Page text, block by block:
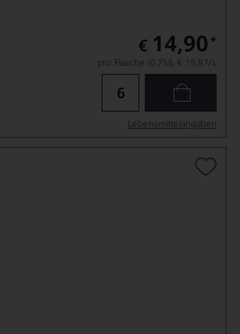
€ 14,90 *
pro Flasche (0.75l), € 19,87/L
Lebensmittel­angaben